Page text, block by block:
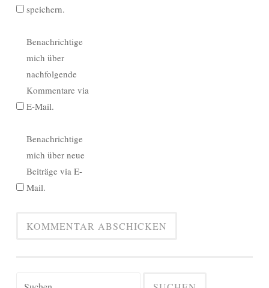
speichern.
Benachrichtige
mich über
nachfolgende
Kommentare via
E-Mail.
Benachrichtige
mich über neue
Beiträge via E-
Mail.
Suchen